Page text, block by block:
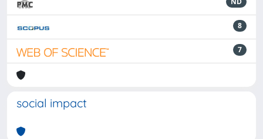
8
7
social impact